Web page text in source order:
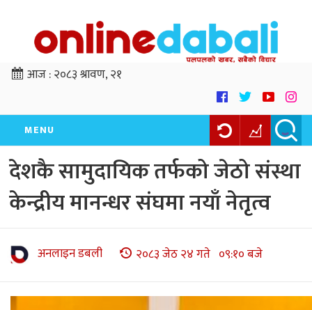
आज :२०८३ श्रावण, २१
MENU
देशकै सामुदायिक तर्फको जेठो संस्था
केन्द्रीय मानन्धर संघमा नयाँ नेतृत्व
अनलाइन डबली २०८३ जेठ २४ गते ०९:१० बजे